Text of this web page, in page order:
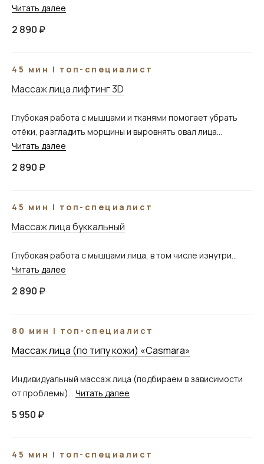
Читать далее
2 890 ₽
45 мин | топ-специалист
Массаж лица лифтинг 3D
Глубокая работа с мышцами и тканями помогает убрать
отёки, разгладить морщины и выровнять овал лица...
Читать далее
2 890 ₽
45 мин | топ-специалист
Массаж лица буккальный
Глубокая работа с мышцами лица, в том числе изнутри...
Читать далее
2 890 ₽
80 мин | топ-специалист
Массаж лица (по типу кожи) «Casmara»
Индивидуальный массаж лица (подбираем в зависимости
от проблемы)... Читать далее
5 950 ₽
45 мин | топ-специалист